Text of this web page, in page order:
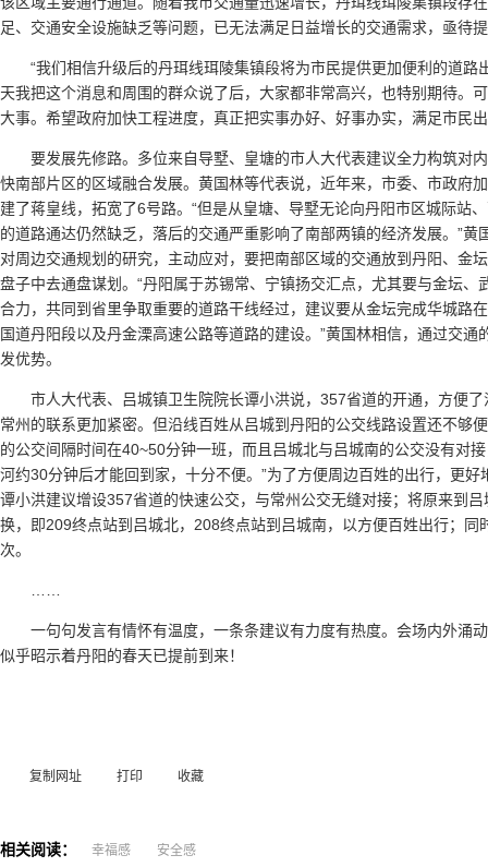
足、交通安全设施缺乏等问题，已无法满足日益增长的交通需求，亟待
“我们相信升级后的丹珥线珥陵集镇段将为市民提供更加便利的道路
天我把这个消息和周围的群众说了后，大家都非常高兴，也特别期待。
大事。希望政府加快工程进度，真正把实事办好、好事办实，满足市民
要发展先修路。多位来自导墅、皇塘的市人大代表建议全力构筑对
快南部片区的区域融合发展。黄国林等代表说，近年来，市委、市政府
建了蒋皇线，拓宽了6号路。“但是从皇塘、导墅无论向丹阳市区城际站
的道路通达仍然缺乏，落后的交通严重影响了南部两镇的经济发展。”黄
对周边交通规划的研究，主动应对，要把南部区域的交通放到丹阳、金
盘子中去通盘谋划。“丹阳属于苏锡常、宁镇扬交汇点，尤其要与金坛、
合力，共同到省里争取重要的道路干线经过，建议要从金坛完成华城路
国道丹阳段以及丹金溧高速公路等道路的建设。”黄国林相信，通过交通
发优势。
市人大代表、吕城镇卫生院院长谭小洪说，357省道的开通，方便
常州的联系更加紧密。但沿线百姓从吕城到丹阳的公交线路设置还不够
的公交间隔时间在40~50分钟一班，而且吕城北与吕城南的公交没有对
河约30分钟后才能回到家，十分不便。”为了方便周边百姓的出行，更
谭小洪建议增设357省道的快速公交，与常州公交无缝对接；将原来到
换，即209终点站到吕城北，208终点站到吕城南，以方便百姓出行；同
次。
一句句发言有情怀有温度，一条条建议有力度有热度。会场内外涌动
似乎昭示着丹阳的春天已提前到来！
复制网址 打印 收藏
相关阅读： 幸福感 安全感